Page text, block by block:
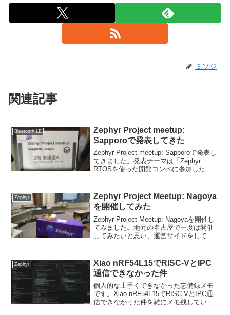
ミソジ
関連記事
Bluetooth LE
Zephyr Project meetup:
Sapporoで発表してきた
Zephyr Project meetup: Sapporoで発表し
てきました。発表テーマは「Zephyr
RTOSを使った開発コンペに参加した
Project m...
Zephyr
Zephyr Project Meetup: Nagoya
を開催してみた
Zephyr Project Meetup: Nagoyaを開催し
てみました。地元の名古屋で一度は開催
してみたいと思い、運営サイドをしてみ
Project Meetu...
Zephyr
Xiao nRF54L15でRISC-VとIPC
通信できなかった件
個人的な上手くできなかった忘備録メモ
です。Xiao nRF54L15でRISC-VとIPC通
信できなかった件を雑にメモ残していま